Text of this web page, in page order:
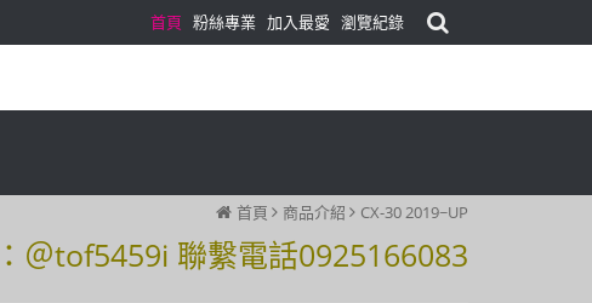
首頁 粉絲專業 加入最愛 瀏覽紀錄
首頁 商品介紹 CX-30 2019~UP
＠tof5459i 聯繫電話0925166083